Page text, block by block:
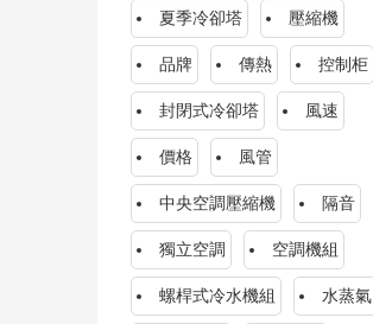
夏季冷卻塔 壓縮機
品牌 傳熱 控制柜
封閉式冷卻塔 風速
價格 風管
中央空調壓縮機 隔音
獨立空調 空調機組
螺桿式冷水機組 水蒸氣